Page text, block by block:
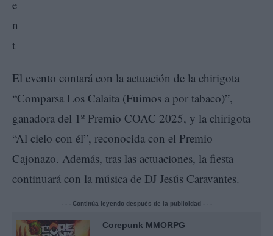
El evento contará con la actuación de la chirigota
“Comparsa Los Calaita (Fuimos a por tabaco)”,
ganadora del 1º Premio COAC 2025, y la chirigota
“Al cielo con él”, reconocida con el Premio
Cajonazo. Además, tras las actuaciones, la fiesta
continuará con la música de DJ Jesús Caravantes.
- - - Continúa leyendo después de la publicidad - - -
Corepunk MMORPG